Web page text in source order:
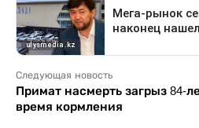
Следующая новость
Примат насмерть загрыз
время кормления